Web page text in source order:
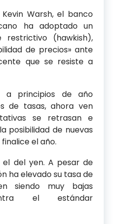
Warsh, el banco
ha adoptado un
restrictivo (hawkish),
de precios» ante
que se resiste a
a principios de año
de tasas, ahora ven
se retrasan e
posibilidad de nuevas
el año.
el del yen. A pesar de
ha elevado su tasa de
siendo muy bajas
el estándar